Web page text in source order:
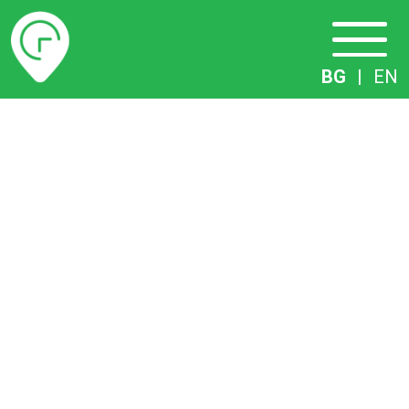
Разписание
BG | EN